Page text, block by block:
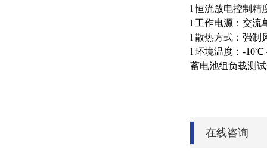
l 恒流放电控制精
l 工作电源：交流
l 散热方式：强制
l 环境温度：-
蓄电池组负载测
在线咨询